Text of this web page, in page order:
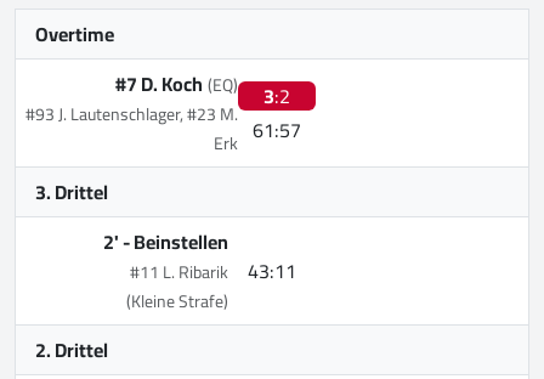
Overtime
3:2
61:57
#7 D. Koch (EQ)
#93 J. Lautenschlager, #23 M.
Erk
3. Drittel
43:11
2' -Beinstellen
#11 L. Ribarik
(Kleine Strafe)
2. Drittel